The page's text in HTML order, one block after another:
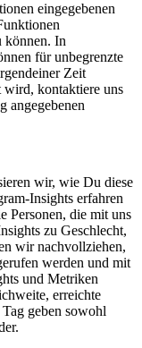
eingegebenen
können. In
für unbegrenzte
Zeit
wird, kontaktiere uns
angegebenen
wir, wie Du diese
Insights erfahren
Personen, die mit uns
zu Geschlecht,
wir nachvollziehen,
werden und mit
und Metriken
erreichte
geben sowohl